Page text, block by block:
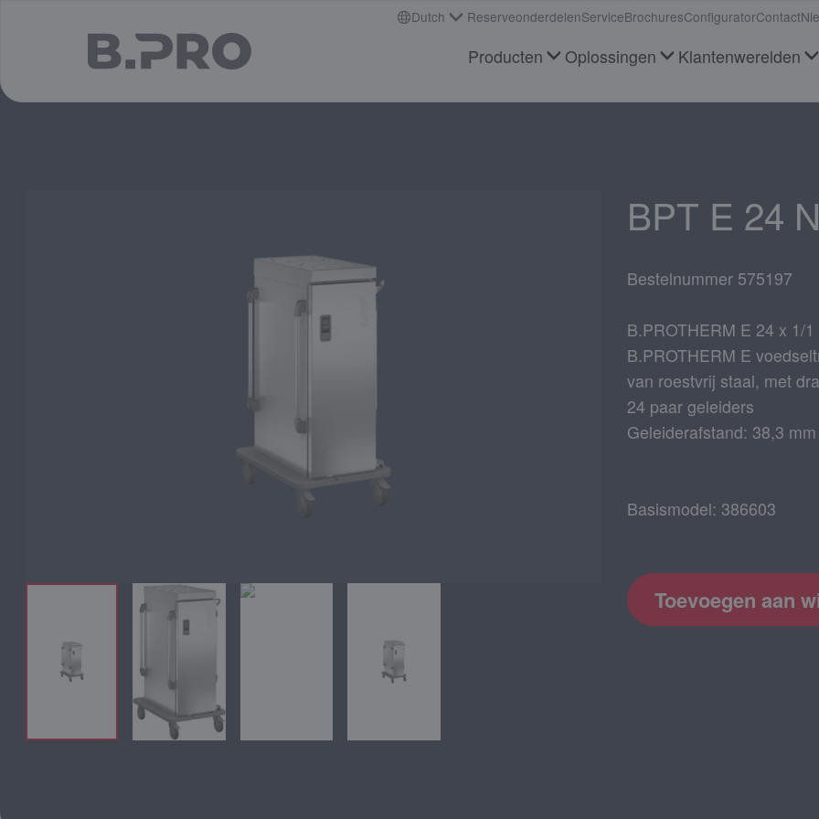
Producten Oplossingen Klantenwerelden
Dutch ReserveonderdelenServiceBrochuresConfiguratorContact
BPT E 24 N
Bestelnummer 575197
B.PROTHERM E 24 x 1/
B.PROTHERM E
van roestvrij staal, met
24 paar geleiders
Geleiderafstand: 38,3 mm
Basismodel: 386603
Toevoegen aan